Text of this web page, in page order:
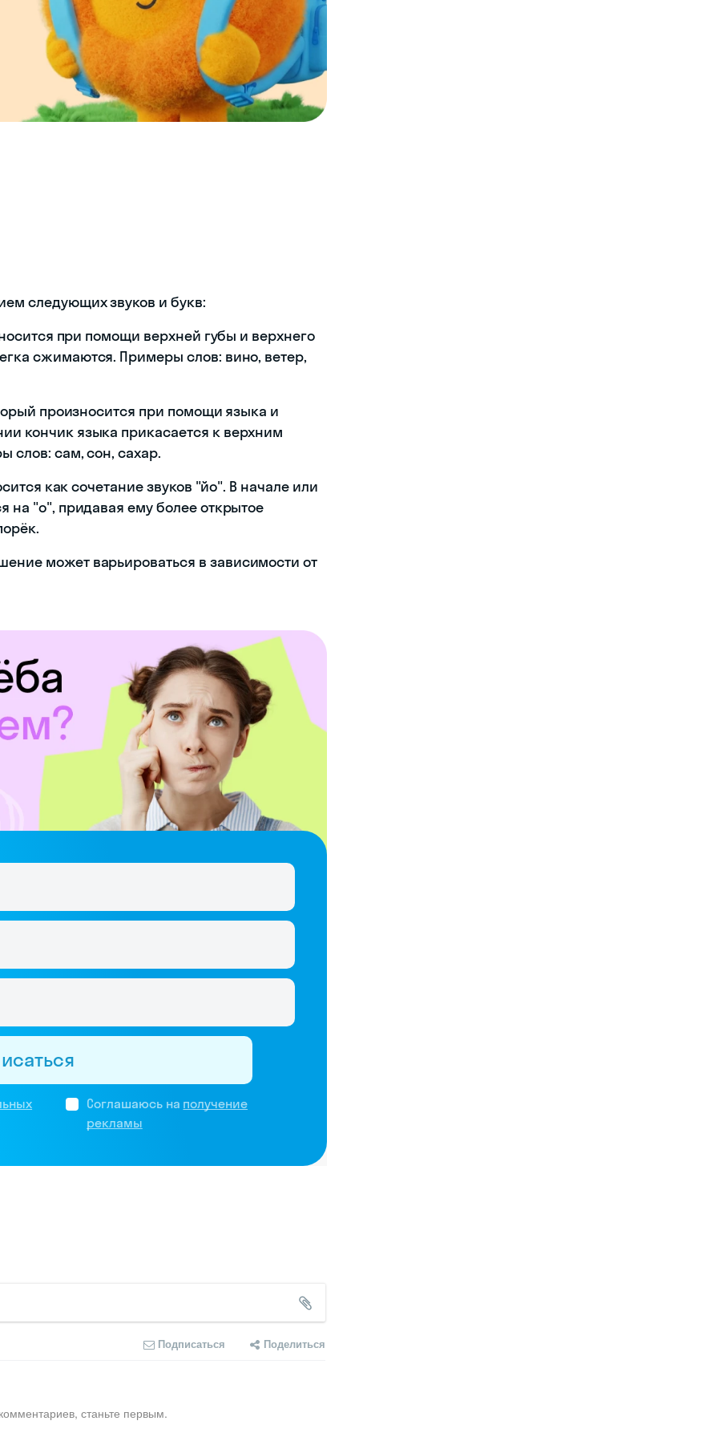
следующих звуков и букв:
при помощи верхней губы и верхнего
сжимаются. Примеры слов: вино, ветер,
произносится при помощи языка и
кончик языка прикасается к верхним
слов: сам, сон, сахар.
как сочетание звуков "йо". В начале или
на "о", придавая ему более открытое
может варьироваться в зависимости от
Соглашаюсь на получение
рекламы
Подписаться Поделиться
станьте первым.